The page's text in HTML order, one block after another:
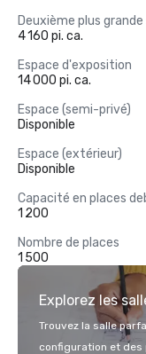
Deuxième plus grande
4 160 pi. ca.
Espace d'exposition
14 000 pi. ca.
Espace (semi-privé)
Disponible
Espace (extérieur)
Disponible
Capacité en places
1 200
Nombre de places
1 500
Explorez les
Trouvez la salle
configuration et des